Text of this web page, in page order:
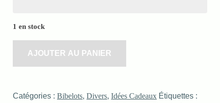
1 en stock
AJOUTER AU PANIER
Catégories :Bibelots,Divers,Idées Cadeaux Étiquettes :